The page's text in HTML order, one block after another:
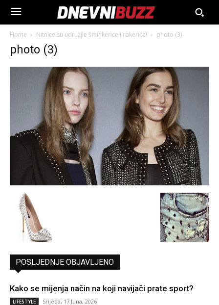
Home Nitnice su udružile šminkerice i rokerice! photo (3)
photo (3)
POSLJEDNJE OBJAVLJENO
Kako se mijenja način na koji navijači prate sport?
LIFESTYLE Srijeda, 17 Juna, 2026